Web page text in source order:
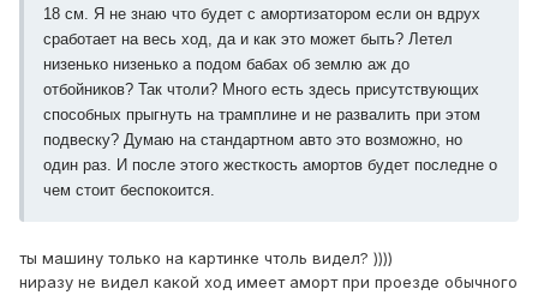
18 см. Я не знаю что будет с амортизатором если он вдрух
сработает на весь ход, да и как это может быть? Летел
низенько низенько а подом бабах об землю аж до
отбойников? Так чтоли? Много есть здесь присутствующих
способных прыгнуть на трамплине и не развалить при этом
подвеску? Думаю на стандартном авто это возможно, но
один раз. И после этого жесткость амортов будет последне о
чем стоит беспокоится.
ты машину только на картинке чтоль видел? ))))
ниразу не видел какой ход имеет аморт при проезде обычного